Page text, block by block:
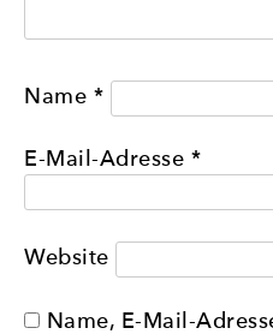
Name *
E-Mail-Adresse *
Website
Name, E-Mail-